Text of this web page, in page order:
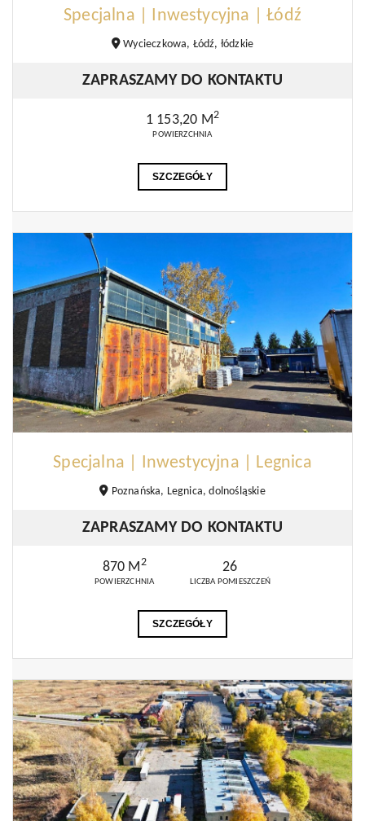
Specjalna | Inwestycyjna | Łódź
Wycieczkowa, Łódź, łódzkie
ZAPRASZAMY DO KONTAKTU
1 153,20 M2
POWIERZCHNIA
SZCZEGÓŁY
Specjalna | Inwestycyjna | Legnica
Poznańska, Legnica, dolnośląskie
ZAPRASZAMY DO KONTAKTU
870 M2
POWIERZCHNIA
26
LICZBA POMIESZCZEŃ
SZCZEGÓŁY